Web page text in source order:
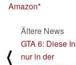
Amazon
⟨
Ältere News
GTA 6: Diese
nur in der